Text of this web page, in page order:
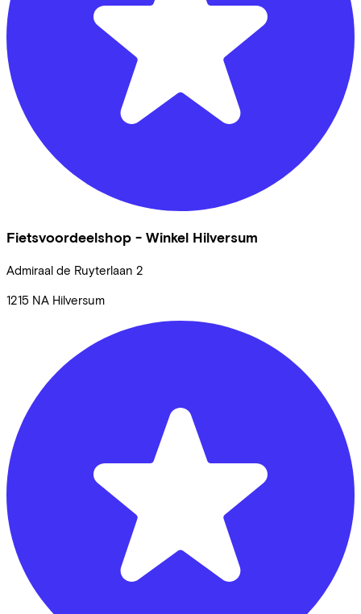
Fietsvoordeelshop - Winkel Hilversum
Admiraal de Ruyterlaan 2
1215 NA Hilversum